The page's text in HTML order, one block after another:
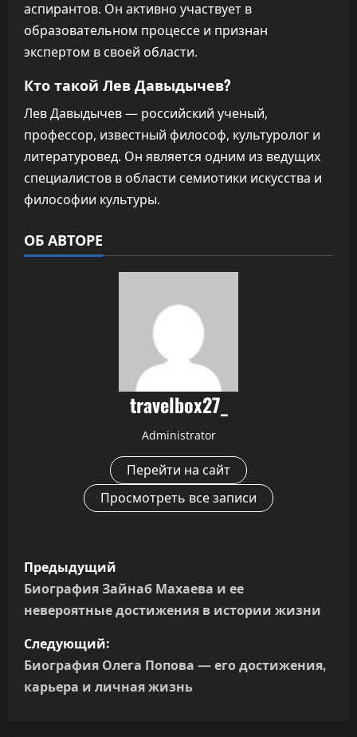
аспирантов. Он активно участвует в
образовательном процессе и признан
экспертом в своей области.
Кто такой Лев Давыдычев?
Лев Давыдычев — российский ученый,
профессор, известный философ, культуролог и
литературовед. Он является одним из ведущих
специалистов в области семиотики искусства и
философии культуры.
ОБ АВТОРЕ
travelbox27_
Administrator
Перейти на сайт
Просмотреть все записи
Н
а
в
и
г
Предыдущий
Биография Зайнаб Махаева и ее
невероятные достижения в истории жизни
Следующий:
Биография Олега Попова — его достижения,
карьера и личная жизнь